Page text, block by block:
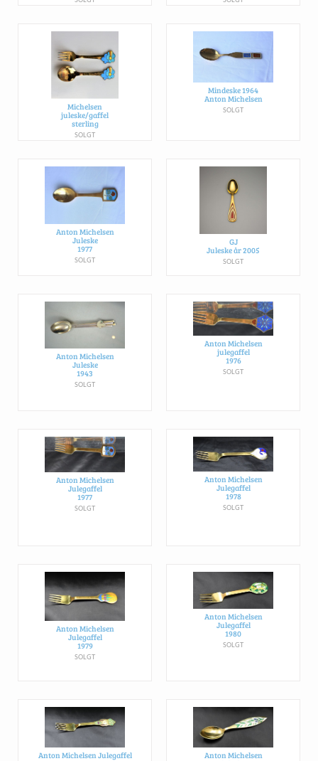
Michelsen
juleske/gaffel
sterling
SOLGT
Mindeske 1964
Anton Michelsen
SOLGT
Anton Michelsen
Juleske
1977
SOLGT
GJ
Juleske år 2005
SOLGT
Anton Michelsen
Juleske
1943
SOLGT
Anton Michelsen
julegaffel
1976
SOLGT
Anton Michelsen
Julegaffel
1977
SOLGT
Anton Michelsen
Julegaffel
1978
SOLGT
Anton Michelsen
Julegaffel
1979
SOLGT
Anton Michelsen
Julegaffel
1980
SOLGT
Anton Michelsen Julegaffel
Anton Michelsen